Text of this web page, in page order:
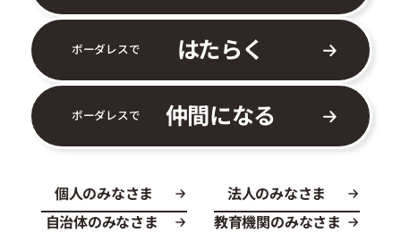
ボーダレスで はたらく
ボーダレスで 仲間になる
個人のみなさま
法人のみなさま
自治体のみなさま
教育機関のみなさま